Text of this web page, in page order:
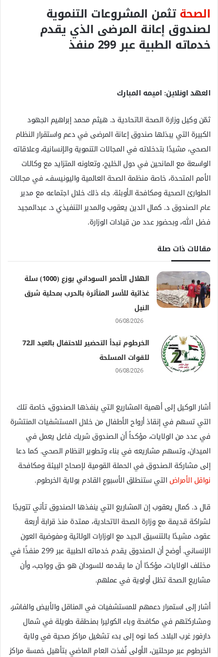
ل
ك
ت
ر
الصحةتثمن المشروعات التنموية
لصندوق إعانة المرضى الذي يقدم
خدماته الطبية عبر 299 منفذ
العهد اونلاين: اميمه المبارك
ثمّن وكيل وزارة الصحة الاتحادية د. هيثم محمد إبراهيم الجهود
الكبيرة التي يبذلها صندوق إعانة المرضى في دعم واستقرار النظام
الصحي، مشيدًا بتدخلاته في المجالات التنموية والإنسانية، وعلاقاته
الواسعة مع المانحين في دول الخليج، وتعاونه المتزايد مع وكالات
الأمم المتحدة، خاصة منظمة الصحة العالمية واليونيسف، في مجالات
الطوارئ الصحية ومكافحة الأوبئة. جاء ذلك خلال اجتماعه مع مدير
عام الصندوق د. كمال الدين يعقوب والمدير التنفيذي د. عبدالمجيد
فضل الله، وبحضور عدد من قيادات الوزارة.
مقالات ذات صلة
الهلال الأحمر السوداني يوزع (1000) سلة
غذائية للأسر المتأثرة بالحرب بمحلية شرق
النيل
06/08/2026
الخرطوم تبدأ التحضير للاحتفال بالعيد الـ72
للقوات المسلحة
06/08/2026
أشار الوكيل إلى أهمية المشاريع التي ينفذها الصندوق، خاصة تلك
التي تسهم في إنقاذ أرواح الأطفال من خلال المستشفيات المنتشرة
في عدد من الولايات، مؤكداً أن الصندوق شريك فاعل يعمل في
الميدان، وتسهم مشاريعه في بناء وتطوير النظام الصحي. كما دعا
إلى مشاركة الصندوق في الحملة القومية لإصحاح البيئة ومكافحة
نواقل الأمراض التي ستنطلق الأسبوع القادم بولاية الخرطوم.
قال د. كمال يعقوب إن المشاريع التي ينفذها الصندوق تأتي تتويجًا
لشراكة قديمة مع وزارة الصحة الاتحادية، ممتدة منذ قرابة أربعة
عقود، مشيدًا بالتنسيق الجيد مع الوزارات الولائية ومفوضية العون
الإنساني. أوضح أن الصندوق يقدم خدماته الطبية عبر 299 منفذًا في
مختلف الولايات، مؤكدًا أن ما يقدمه للسودان هو حق وواجب، وأن
مشاريع الصحة تظل أولوية في عملهم.
أشار إلى استمرار دعمهم للمستشفيات في المناقل والأبيض والفاشر،
ومشاركتهم في مكافحة وباء الكوليرا بمنطقة طويلة في شمال
دارفور غرب البلاد. كما نوه إلى بدء تشغيل مراكز صحية في ولاية
الخرطوم عبر مرحلتين، الأولى نُفذت العام الماضي بتأهيل خمسة مراكز